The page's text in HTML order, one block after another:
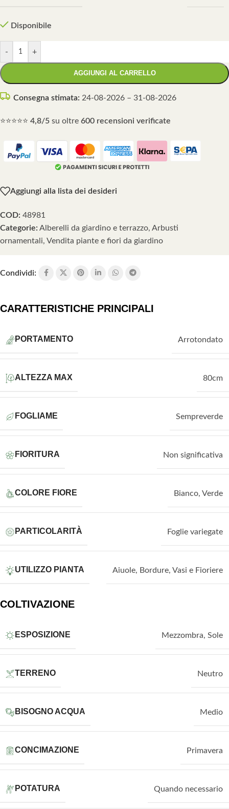
Disponibile
- +
AGGIUNGI AL CARRELLO
Consegna stimata: 24-08-2026 – 31-08-2026
⭐⭐⭐⭐⭐ 4,8/5 su oltre 600 recensioni verificate
Aggiungi alla lista dei desideri
COD: 48981
Categorie: Alberelli da giardino e terrazzo, Arbusti
ornamentali, Vendita piante e fiori da giardino
Condividi:
CARATTERISTICHE PRINCIPALI
PORTAMENTO Arrotondato
ALTEZZA MAX 80cm
FOGLIAME Sempreverde
FIORITURA Non significativa
COLORE FIORE Bianco, Verde
PARTICOLARITÀ Foglie variegate
UTILIZZO PIANTA Aiuole, Bordure, Vasi e Fioriere
COLTIVAZIONE
ESPOSIZIONE Mezzombra, Sole
TERRENO Neutro
BISOGNO ACQUA Medio
CONCIMAZIONE Primavera
POTATURA Quando necessario